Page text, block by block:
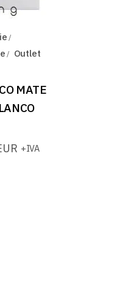
Outlet
MATE
+IVA